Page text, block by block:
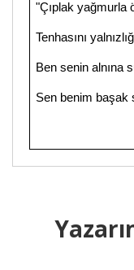
"Çıplak yağmurla
Tenhasını
Ben senin alnına
Sen benim başak